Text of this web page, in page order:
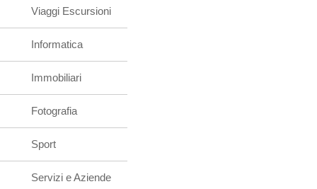
Viaggi Escursioni
Informatica
Immobiliari
Fotografia
Sport
Servizi e Aziende